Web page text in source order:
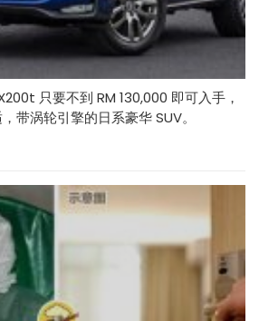
只要不到 RM 130,000 即可入手，
带涡轮引擎的日系豪华 SUV。